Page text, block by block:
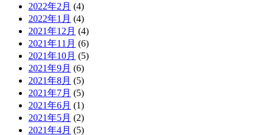
2022年2月 (4)
2022年1月 (4)
2021年12月 (4)
2021年11月 (6)
2021年10月 (5)
2021年9月 (6)
2021年8月 (5)
2021年7月 (5)
2021年6月 (1)
2021年5月 (2)
2021年4月 (5)